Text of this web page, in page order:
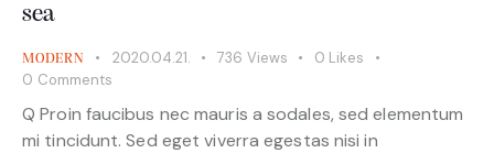
sea
MODERN 2020.04.21. 736 Views 0 Likes
0 Comments
Q Proin faucibus nec mauris a sodales, sed elementum
mi tincidunt. Sed eget viverra egestas nisi in